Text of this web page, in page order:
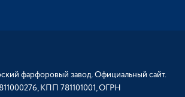
фарфоровый завод. Официальный сайт.
КПП 781101001, ОГРН